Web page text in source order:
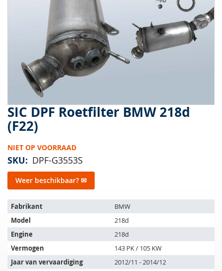
SIC DPF Roetfilter BMW 218d
(F22)
NIET OP VOORRAAD
SKU DPF-G3553S
Weer beschikbaar? ✉
Het
artikel
past
op
de
volgende
voertuigen:
Fabrikant
BMW
Model
218d
Engine
218d
Vermogen
143 PK / 105 KW
Jaar van vervaardiging
2012/11 - 2014/12
afbeeldingen-
Ga
naar
het
van
de
gallerij